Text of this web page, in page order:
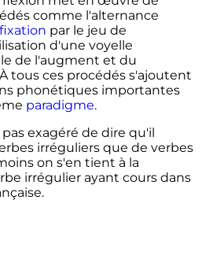
comme l'alternance
par le jeu de
d'une voyelle
de l'augment et du
tous ces procédés s'ajoutent
phonétiques importantes
paradigme.
exagéré de dire qu'il
irréguliers que de verbes
on s'en tient à la
irrégulier ayant cours dans